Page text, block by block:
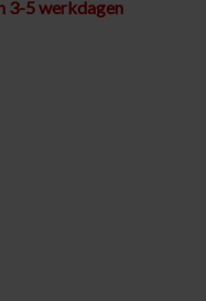
3-5 werkdagen